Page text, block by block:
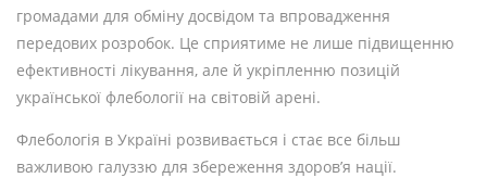
громадами для обміну досвідом та впровадження
передових розробок. Це сприятиме не лише підвищенню
ефективності лікування, але й укріпленню позицій
української флебології на світовій арені.
Флебологія в Україні розвивається і стає все більш
важливою галуззю для збереження здоров’я нації.